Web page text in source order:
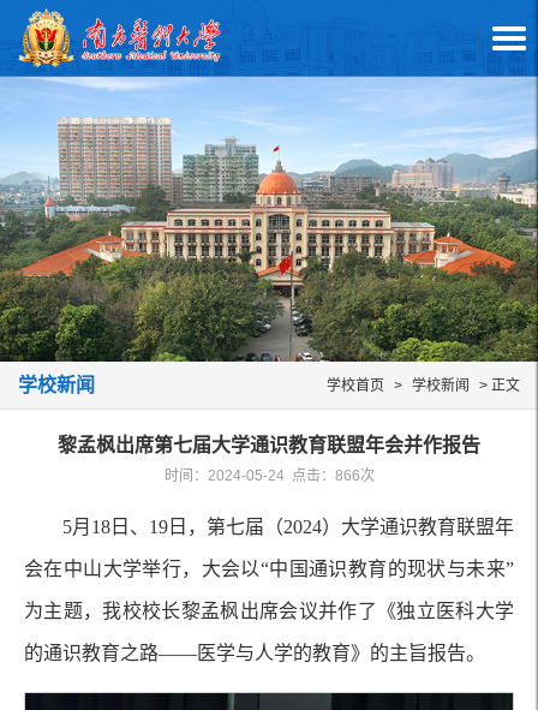
学校新闻 学校首页 > 学校新闻 > 正文
黎孟枫出席第七届大学通识教育联盟年会并作报告
时间：2024-05-24 点击： 866次
5月18日、19日，第七届（2024）大学通识教育联盟年
会在中山大学举行，大会以“中国通识教育的现状与未来”
为主题，我校校长黎孟枫出席会议并作了《独立医科大学
的通识教育之路——医学与人学的教育》的主旨报告。